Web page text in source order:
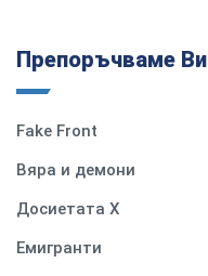
Препоръчваме Ви
Fake Front
Вяра и демони
Досиетата Х
Емигранти